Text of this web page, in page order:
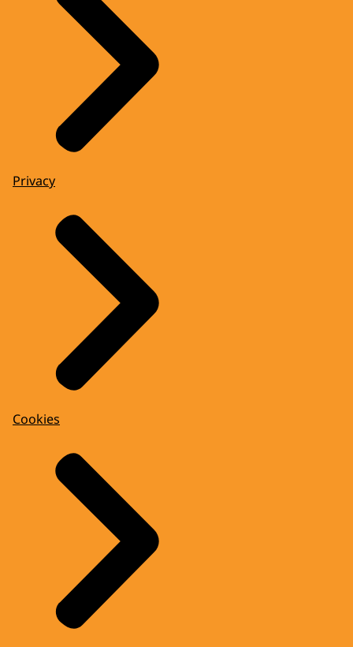
Privacy
Cookies